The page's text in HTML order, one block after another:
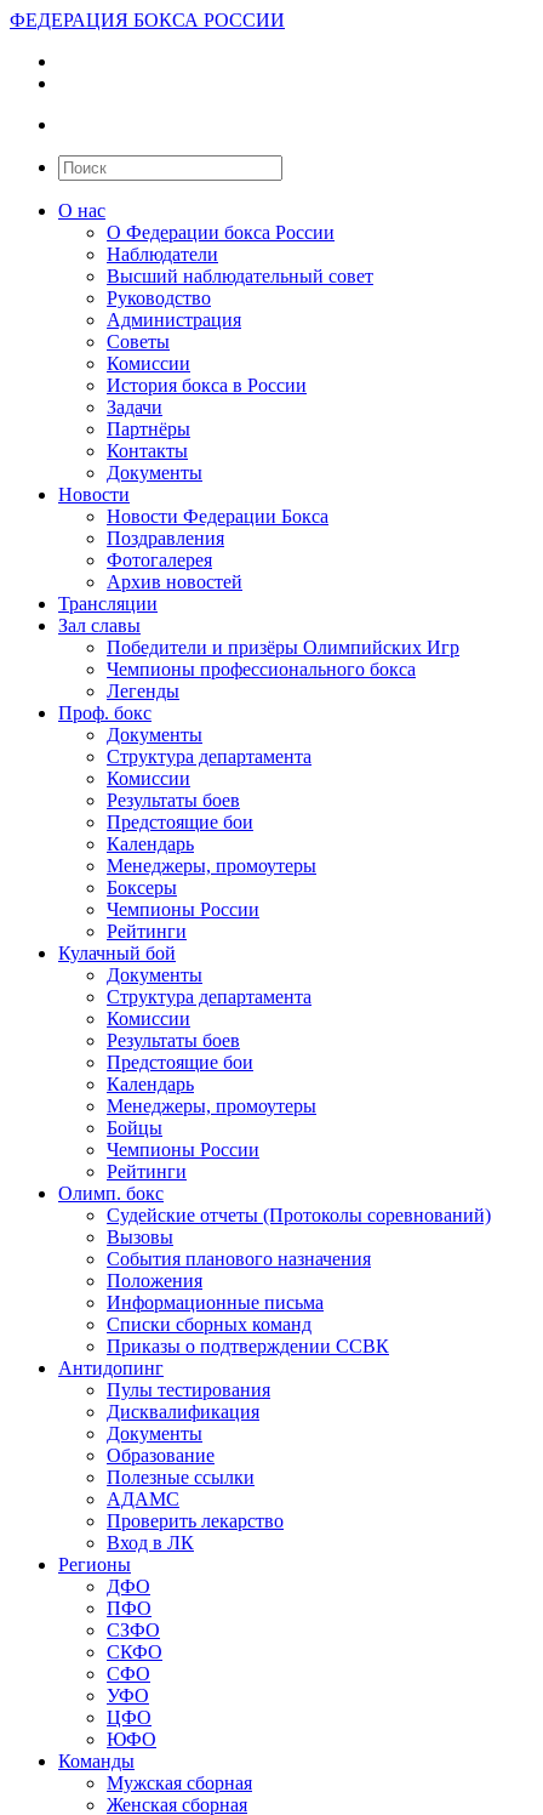
ФЕДЕРАЦИЯ БОКСА РОССИИ
О нас
О Федерации бокса России
Наблюдатели
Высший наблюдательный совет
Руководство
Администрация
Советы
Комиссии
История бокса в России
Задачи
Партнёры
Контакты
Документы
Новости
Новости Федерации Бокса
Поздравления
Фотогалерея
Архив новостей
Трансляции
Зал славы
Победители и призёры Олимпийских Игр
Чемпионы профессионального бокса
Легенды
Проф. бокс
Документы
Структура департамента
Комиссии
Результаты боев
Предстоящие бои
Календарь
Менеджеры, промоутеры
Боксеры
Чемпионы России
Рейтинги
Кулачный бой
Документы
Структура департамента
Комиссии
Результаты боев
Предстоящие бои
Календарь
Менеджеры, промоутеры
Бойцы
Чемпионы России
Рейтинги
Олимп. бокс
Судейские отчеты (Протоколы соревнований)
Вызовы
События планового назначения
Положения
Информационные письма
Списки сборных команд
Приказы о подтверждении ССВК
Антидопинг
Пулы тестирования
Дисквалификация
Документы
Образование
Полезные ссылки
АДАМС
Проверить лекарство
Вход в ЛК
Регионы
ДФО
ПФО
СЗФО
СКФО
СФО
УФО
ЦФО
ЮФО
Команды
Мужская сборная
Женская сборная